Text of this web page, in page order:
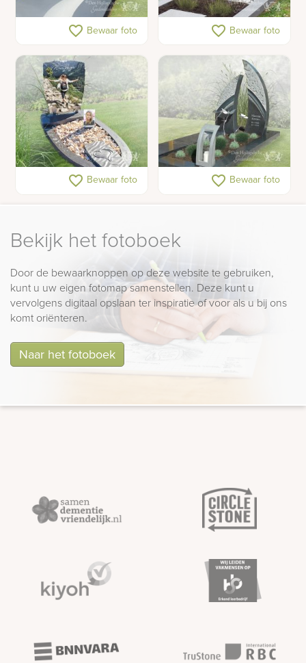
Gedenkteken met
zeilboot op rivier
favorite_border Bewaar foto
Modern zuilen
gedenkteken met foto op
glas
favorite_border Bewaar foto
Gedenkteken voor een
tiener met schelpen en
favorite_border Bewaar foto
Grafmonument met
opvallende lettersteen
favorite_border Bewaar foto
Bekijk het fotoboek
Door de bewaarknoppen op deze website te gebruiken,
kunt u uw eigen fotomap samenstellen. Deze kunt u
vervolgens digitaal opslaan ter inspiratie of voor als u bij ons
komt oriënteren.
Naar het fotoboek